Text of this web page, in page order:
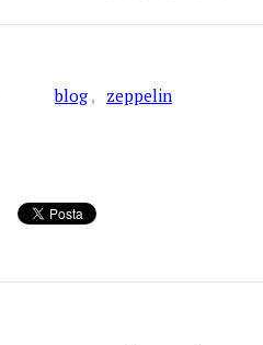
blog zeppelin